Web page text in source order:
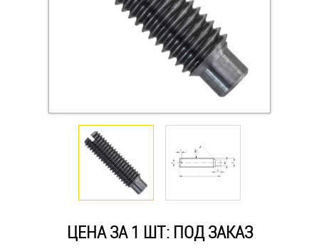
Крюки, кольца с метрической резьбой
Крюки, кольца с шурупной резьбой
Саморезы и шурупы
Стопорные кольца
ЦЕНА ЗА 1 ШТ: ПОД ЗАКАЗ